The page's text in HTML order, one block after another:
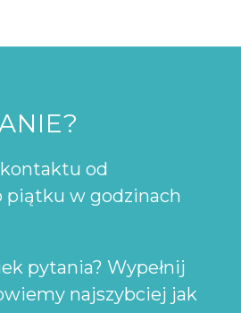
od
piątku w godzinach
pytania? Wypełnij
najszybciej jak